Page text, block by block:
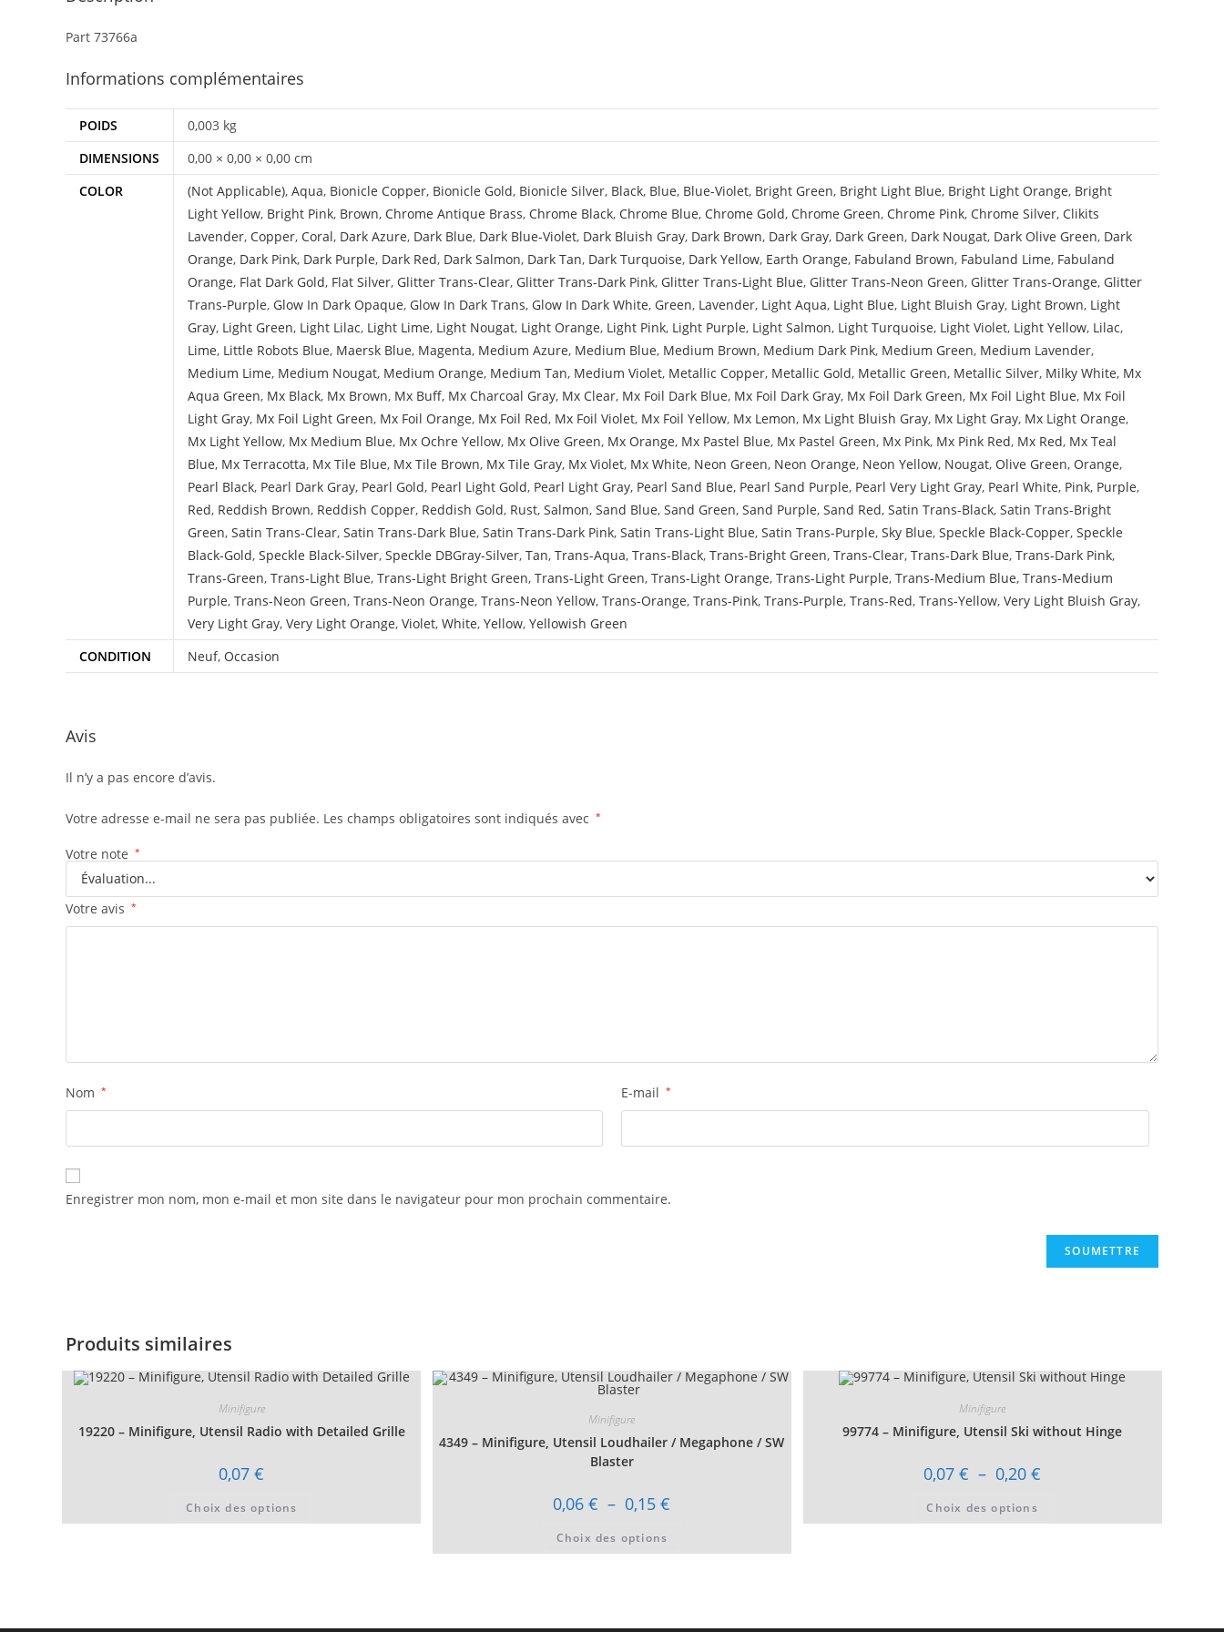
Part 73766a
Informations complémentaires
POIDS
0,003 kg
DIMENSIONS
0,00 × 0,00 × 0,00 cm
COLOR
(Not Applicable), Aqua, Bionicle Copper, Bionicle Gold, Bionicle Silver, Black, Blue, Blue-Violet, Bright Green, Bright Light Blue, Bright Light Orange, Bright
Light Yellow, Bright Pink, Brown, Chrome Antique Brass, Chrome Black, Chrome Blue, Chrome Gold, Chrome Green, Chrome Pink, Chrome Silver, Clikits
Lavender, Copper, Coral, Dark Azure, Dark Blue, Dark Blue-Violet, Dark Bluish Gray, Dark Brown, Dark Gray, Dark Green, Dark Nougat, Dark Olive Green, Dark
Orange, Dark Pink, Dark Purple, Dark Red, Dark Salmon, Dark Tan, Dark Turquoise, Dark Yellow, Earth Orange, Fabuland Brown, Fabuland Lime, Fabuland
Orange, Flat Dark Gold, Flat Silver, Glitter Trans-Clear, Glitter Trans-Dark Pink, Glitter Trans-Light Blue, Glitter Trans-Neon Green, Glitter Trans-Orange, Glitter
Trans-Purple, Glow In Dark Opaque, Glow In Dark Trans, Glow In Dark White, Green, Lavender, Light Aqua, Light Blue, Light Bluish Gray, Light Brown, Light
Gray, Light Green, Light Lilac, Light Lime, Light Nougat, Light Orange, Light Pink, Light Purple, Light Salmon, Light Turquoise, Light Violet, Light Yellow, Lilac,
Lime, Little Robots Blue, Maersk Blue, Magenta, Medium Azure, Medium Blue, Medium Brown, Medium Dark Pink, Medium Green, Medium Lavender,
Medium Lime, Medium Nougat, Medium Orange, Medium Tan, Medium Violet, Metallic Copper, Metallic Gold, Metallic Green, Metallic Silver, Milky White, Mx
Aqua Green, Mx Black, Mx Brown, Mx Buff, Mx Charcoal Gray, Mx Clear, Mx Foil Dark Blue, Mx Foil Dark Gray, Mx Foil Dark Green, Mx Foil Light Blue, Mx Foil
Light Gray, Mx Foil Light Green, Mx Foil Orange, Mx Foil Red, Mx Foil Violet, Mx Foil Yellow, Mx Lemon, Mx Light Bluish Gray, Mx Light Gray, Mx Light Orange,
Mx Light Yellow, Mx Medium Blue, Mx Ochre Yellow, Mx Olive Green, Mx Orange, Mx Pastel Blue, Mx Pastel Green, Mx Pink, Mx Pink Red, Mx Red, Mx Teal
Blue, Mx Terracotta, Mx Tile Blue, Mx Tile Brown, Mx Tile Gray, Mx Violet, Mx White, Neon Green, Neon Orange, Neon Yellow, Nougat, Olive Green, Orange,
Pearl Black, Pearl Dark Gray, Pearl Gold, Pearl Light Gold, Pearl Light Gray, Pearl Sand Blue, Pearl Sand Purple, Pearl Very Light Gray, Pearl White, Pink, Purple,
Red, Reddish Brown, Reddish Copper, Reddish Gold, Rust, Salmon, Sand Blue, Sand Green, Sand Purple, Sand Red, Satin Trans-Black, Satin Trans-Bright
Green, Satin Trans-Clear, Satin Trans-Dark Blue, Satin Trans-Dark Pink, Satin Trans-Light Blue, Satin Trans-Purple, Sky Blue, Speckle Black-Copper, Speckle
Black-Gold, Speckle Black-Silver, Speckle DBGray-Silver, Tan, Trans-Aqua, Trans-Black, Trans-Bright Green, Trans-Clear, Trans-Dark Blue, Trans-Dark Pink,
Trans-Green, Trans-Light Blue, Trans-Light Bright Green, Trans-Light Green, Trans-Light Orange, Trans-Light Purple, Trans-Medium Blue, Trans-Medium
Purple, Trans-Neon Green, Trans-Neon Orange, Trans-Neon Yellow, Trans-Orange, Trans-Pink, Trans-Purple, Trans-Red, Trans-Yellow, Very Light Bluish Gray,
Very Light Gray, Very Light Orange, Violet, White, Yellow, Yellowish Green
CONDITION
Neuf, Occasion
Avis
Il n’y a pas encore d’avis.
Votre adresse e-mail ne sera pas publiée. Les champs obligatoires sont indiqués avec *
Votre note *
Votre avis *
Nom * E-mail *
Enregistrer mon nom, mon e-mail et mon site dans le navigateur pour mon prochain commentaire.
Produits similaires
Minifigure
19220 – Minifigure, Utensil Radio with Detailed Grille
0,07€
Choix des options
a
sur
Minifigure
4349 – Minifigure, Utensil Loudhailer / Megaphone / SW
Blaster
0,06€ – 0,15€
à
Choix des options
a
Minifigure
99774 – Minifigure, Utensil Ski without Hinge
0,07€ – 0,20€
à
Choix des options
a
sur